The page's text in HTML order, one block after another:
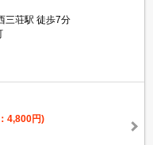
三荘駅 徒歩7分
4,800円)